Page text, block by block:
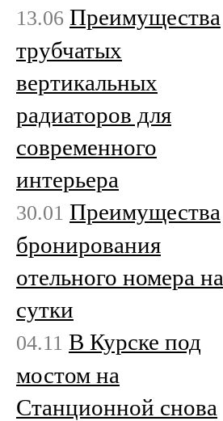
13.06 Преимущества
трубчатых
вертикальных
радиаторов для
современного
интерьера
30.01 Преимущества
бронирования
отельного номера на
сутки
04.11 В Курске под
мостом на
Станционной снова